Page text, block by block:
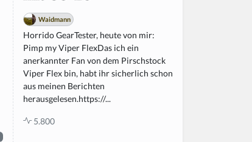
Waidmann
Horrido GearTester, heute von mir:
Pimp my Viper FlexDas ich ein
anerkannter Fan von dem Pirschstock
Viper Flex bin, habt ihr sicherlich schon
aus meinen Berichten
herausgelesen.https://...
5.800